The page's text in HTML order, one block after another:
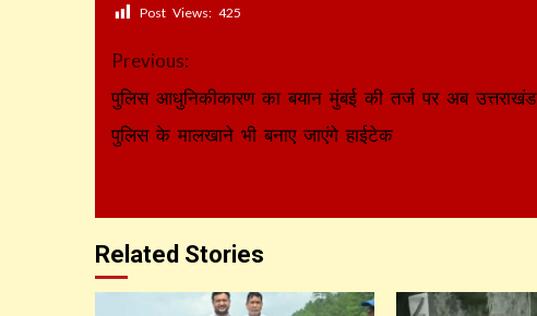
Post Views: 425
Continue
Reading
Previous:
पुलिस आधुनिकीकारण का बयान मुंबई की तर्ज पर अब उत्तराखंड
पुलिस के मालखाने भी बनाए जाएंगे हाईटेक
Related Stories